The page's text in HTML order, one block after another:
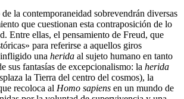
la contemporaneidad sobrevendrán diversas
que cuestionan esta contraposición de lo
Entre ellas, el pensamiento de Freud, que
para referirse a aquellos giros
una herida al sujeto humano en tanto
sus fantasías de excepcionalismo: la herida
la Tierra del centro del cosmos), la
recoloca al Homo sapiens en un mundo de